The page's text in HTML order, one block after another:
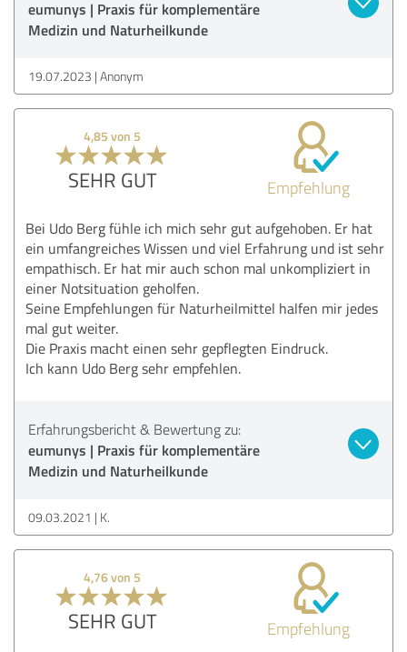
eumunys | Praxis für komplementäre
Medizin und Naturheilkunde
19.07.2023 Anonym
4,85 von 5
SEHR GUT Empfehlung
Bei Udo Berg fühle ich mich sehr gut aufgehoben. Er hat
ein umfangreiches Wissen und viel Erfahrung und ist sehr
empathisch. Er hat mir auch schon mal unkompliziert in
einer Notsituation geholfen.
Seine Empfehlungen für Naturheilmittel halfen mir jedes
mal gut weiter.
Die Praxis macht einen sehr gepflegten Eindruck.
Ich kann Udo Berg sehr empfehlen.
Erfahrungsbericht & Bewertung zu:
eumunys | Praxis für komplementäre
Medizin und Naturheilkunde
09.03.2021 K.
4,76 von 5
SEHR GUT Empfehlung